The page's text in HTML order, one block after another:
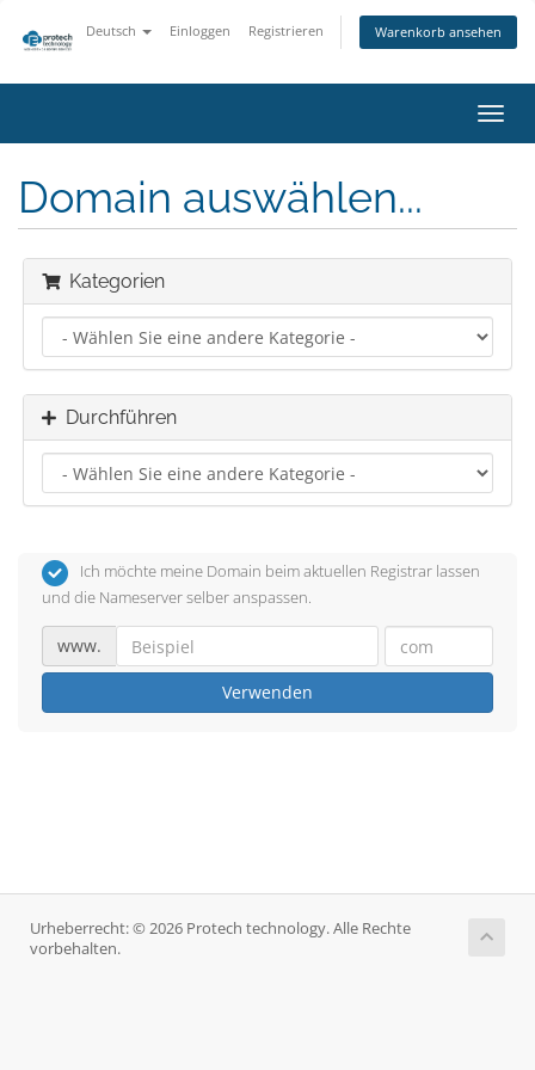
Deutsch Einloggen Registrieren Warenkorb ansehen
ein-/
Domain auswählen...
Kategorien
Durchführen
Ich möchte meine Domain beim aktuellen Registrar lassen
und die Nameserver selber anspassen.
www.
Verwenden
Urheberrecht: © 2026 Protech technology. Alle Rechte
vorbehalten.